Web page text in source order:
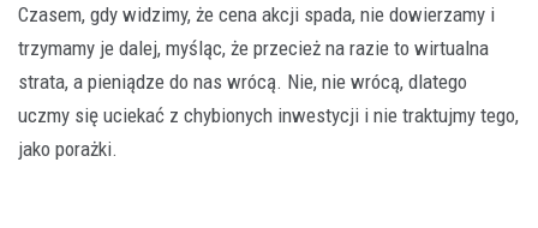
Czasem, gdy widzimy, że cena akcji spada, nie dowierzamy i
trzymamy je dalej, myśląc, że przecież na razie to wirtualna
strata, a pieniądze do nas wrócą. Nie, nie wrócą, dlatego
uczmy się uciekać z chybionych inwestycji i nie traktujmy tego,
jako porażki.